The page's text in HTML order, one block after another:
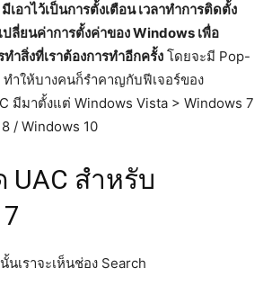
มีเอาไว้เป็นการตั้งเตือน เวลาทำการติดตั้ง
ลี่ยนค่าการตั้งค่าของ Windows เพื่อ
ำสิ่งที่เราต้องการทำอีกครั้ง โดยจะมี Pop-
ำให้บางคนก็รำคาญกับฟีเจอร์ของ
มีมาตั้งแต่ Windows Vista > Windows 7
/ Windows 10
UAC สำหรับ
นเราจะเห็นช่อง Search